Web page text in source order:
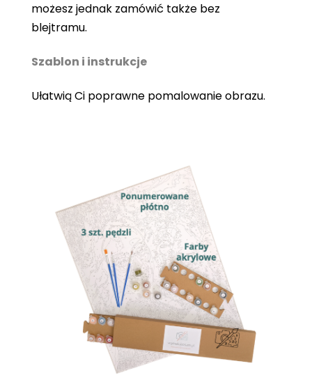
możesz jednak zamówić także bez
blejtramu.
Szablon i instrukcje
Ułatwią Ci poprawne pomalowanie obrazu.